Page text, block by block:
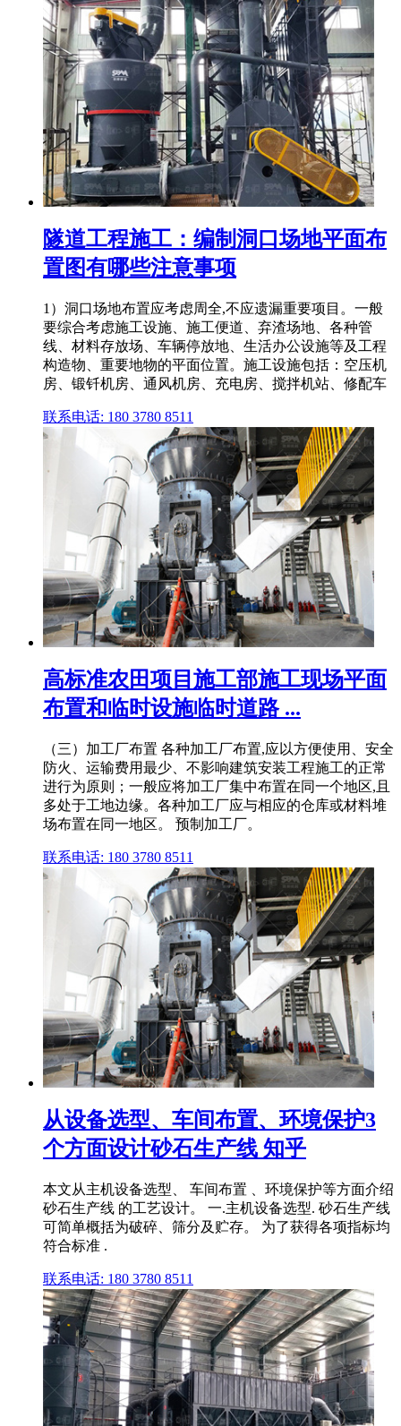
隧道工程施工：编制洞口场地平面布
置图有哪些注意事项
1）洞口场地布置应考虑周全,不应遗漏重要项目。一般
要综合考虑施工设施、施工便道、弃渣场地、各种管
线、材料存放场、车辆停放地、生活办公设施等及工程
构造物、重要地物的平面位置。施工设施包括：空压机
房、锻钎机房、通风机房、充电房、搅拌机站、修配车
联系电话: 180 3780 8511
高标准农田项目施工部施工现场平面
布置和临时设施临时道路 ...
（三）加工厂布置 各种加工厂布置,应以方便使用、安全
防火、运输费用最少、不影响建筑安装工程施工的正常
进行为原则；一般应将加工厂集中布置在同一个地区,且
多处于工地边缘。各种加工厂应与相应的仓库或材料堆
场布置在同一地区。 预制加工厂。
联系电话: 180 3780 8511
从设备选型、车间布置、环境保护3
个方面设计砂石生产线 知乎
本文从主机设备选型、 车间布置 、环境保护等方面介绍
砂石生产线 的工艺设计。 一.主机设备选型. 砂石生产线
可简单概括为破碎、筛分及贮存。 为了获得各项指标均
符合标准 .
联系电话: 180 3780 8511